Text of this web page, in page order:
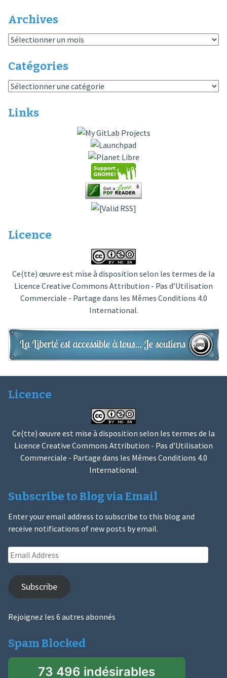
Archives
Archives
Catégories
Catégories
Links
Licence
Ce(tte) œuvre est mise à disposition selon les termes de la
Licence Creative Commons Attribution - Pas d’Utilisation
Commerciale - Partage dans les Mêmes Conditions 4.0
International.
Licence
Ce(tte) œuvre est mise à disposition selon les termes de la
Licence Creative Commons Attribution - Pas d’Utilisation
Commerciale - Partage dans les Mêmes Conditions 4.0
International.
Subscribe to Blog via Email
Enter your email address to subscribe to this blog and
receive notifications of new posts by email.
Email
Address
Subscribe
Rejoignez les 6 autres abonnés
Spam Blocked
73 496 indésirables